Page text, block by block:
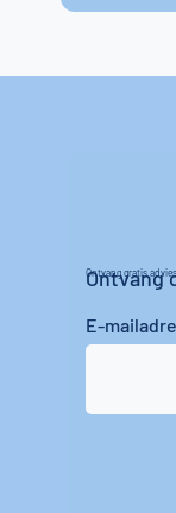
Ontvang gratis
Ontvang
E-